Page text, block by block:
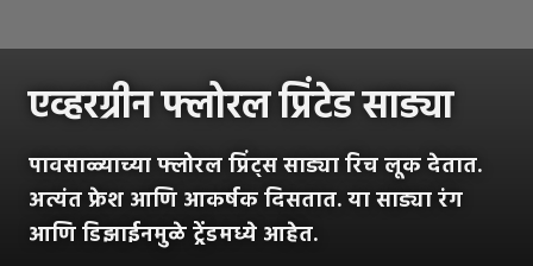
एव्हरग्रीन फ्लोरल प्रिंटेड साड्या
पावसाळ्याच्या फ्लोरल प्रिंट्स साड्या रिच लूक देतात.
अत्यंत फ्रेश आणि आकर्षक दिसतात. या साड्या रंग
आणि डिझाईनमुळे ट्रेंडमध्ये आहेत.